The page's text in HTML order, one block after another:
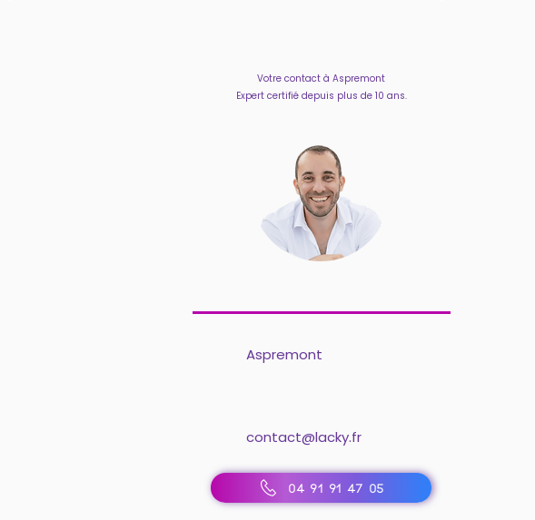
Votre contact à Aspremont
Expert certifié depuis plus de 10 ans.
Aspremont
contact@lacky.fr
04 91 91 47 05